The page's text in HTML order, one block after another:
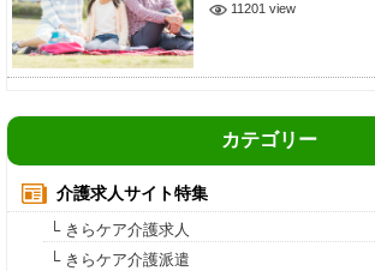
11201 view
カテゴリー
介護求人サイト特集
└ きらケア介護求人
└ きらケア介護派遣